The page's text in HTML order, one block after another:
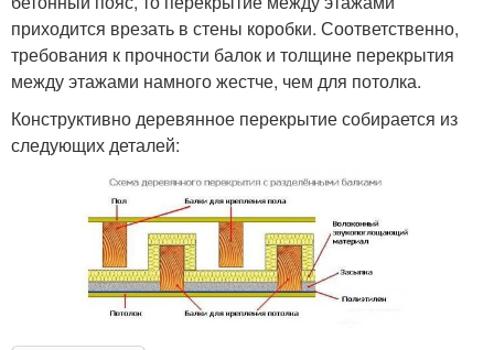
приходится врезать в стены коробки. Соответственно,
требования к прочности балок и толщине перекрытия
между этажами намного жестче, чем для потолка.
Конструктивно деревянное перекрытие собирается из
следующих деталей: